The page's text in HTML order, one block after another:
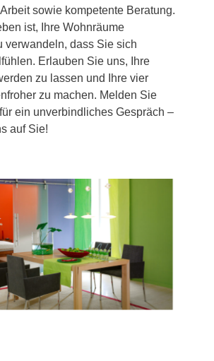
sowie kompetente Beratung.
ist, Ihre Wohnräume
verwandeln, dass Sie sich
Erlauben Sie uns, Ihre
zu lassen und Ihre vier
zu machen. Melden Sie
ein unverbindliches Gespräch –
auf Sie!